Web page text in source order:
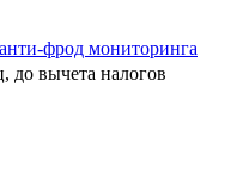
фрод мониторинга
до вычета налогов